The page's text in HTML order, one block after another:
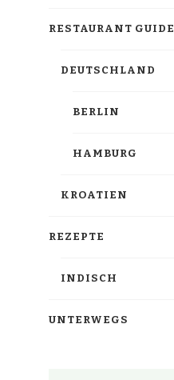
RESTAURANT GUIDE
DEUTSCHLAND
BERLIN
HAMBURG
KROATIEN
REZEPTE
INDISCH
UNTERWEGS